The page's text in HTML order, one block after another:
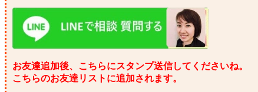
お友達追加後、こちらにスタンプ送信してくださいね。
こちらのお友達リストに追加されます。